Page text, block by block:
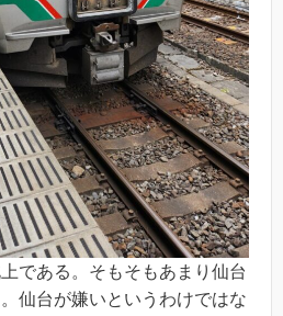
である。そもそもあまり仙台
仙台が嫌いというわけではな